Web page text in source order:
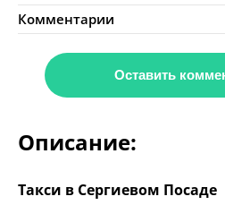
Комментарии
Оставить
Описание:
Такси в Сергиевом Посаде